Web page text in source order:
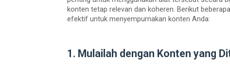
konten tetap relevan dan koheren. Berikut
efektif untuk menyempurnakan konten Anda:
1. Mulailah dengan Konten yang